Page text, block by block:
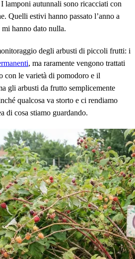
lamponi autunnali sono ricacciati con
Quelli estivi hanno passato l’anno a
hanno dato nulla.
degli arbusti di piccoli frutti: i
, ma raramente vengono trattati
con le varietà di pomodoro e il
gli arbusti da frutto semplicemente
qualcosa va storto e ci rendiamo
di cosa stiamo guardando.